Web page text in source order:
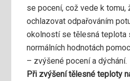
se pocení, což vede k tomu,
ochlazovat odpařováním
okolností se tělesná teplota
normálních hodnotách
– zvýšené pocení a dýchání.
Při zvýšení tělesné teploty